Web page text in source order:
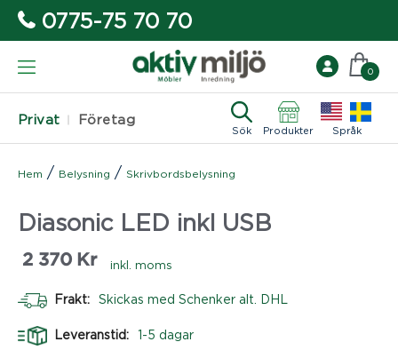
0775-75 70 70
Privat Företag
Sök Produkter Språk
0
Hem / Belysning / Skrivbordsbelysning
Diasonic LED inkl USB
2 370 Kr inkl. moms
Frakt: Skickas med Schenker alt. DHL
Leveranstid: 1-5 dagar